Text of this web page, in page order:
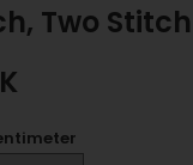
Two